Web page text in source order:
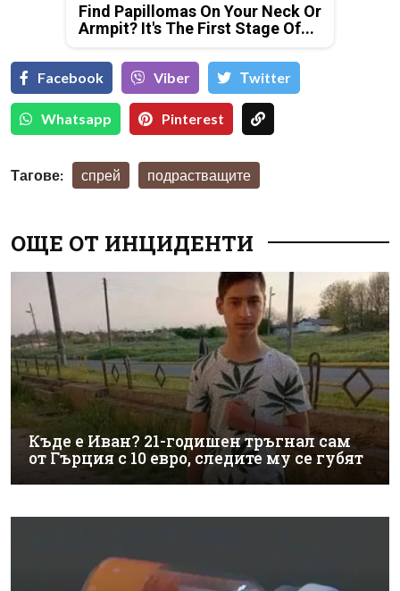
Find Papillomas On Your Neck Or
Armpit? It's The First Stage Of...
Facebook Viber Тwitter
Whatsapp Pinterest
Тагове: спрей подрастващите
ОЩЕ ОТ ИНЦИДЕНТИ
Къде е Иван? 21-годишен тръгнал сам
от Гърция с 10 евро, следите му се губят